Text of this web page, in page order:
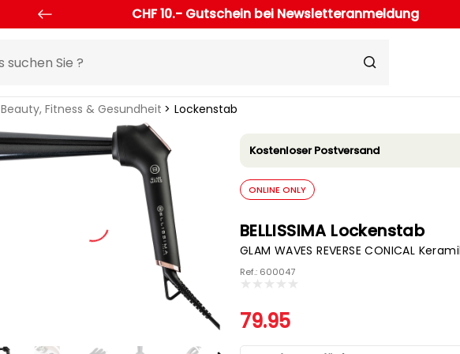
CHF 10.- Gutschein bei Newsletteranmeldung
Beauty, Fitness & Gesundheit Lockenstab
Kostenloser Postversand
ONLINE ONLY
BELLISSIMA Lockenstab
GLAM WAVES REVERSE CONICAL
Ref.: 600047
79.95